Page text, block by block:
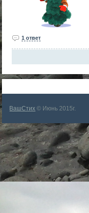
1 ответ
ВашСтих © Июнь 2015г.